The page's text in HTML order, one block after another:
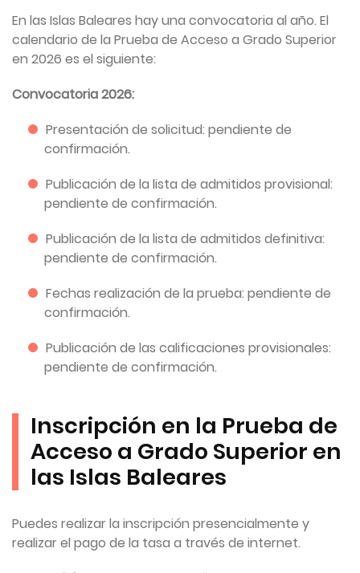
En las Islas Baleares hay una convocatoria al año. El
calendario de la Prueba de Acceso a Grado Superior
en 2026 es el siguiente:
Convocatoria 2026:
Presentación de solicitud: pendiente de
confirmación.
Publicación de la lista de admitidos provisional:
pendiente de confirmación.
Publicación de la lista de admitidos definitiva:
pendiente de confirmación.
Fechas realización de la prueba: pendiente de
confirmación.
Publicación de las calificaciones provisionales:
pendiente de confirmación.
Inscripción en la Prueba de
Acceso a Grado Superior en
las Islas Baleares
Puedes realizar la inscripción presencialmente y
realizar el pago de la tasa a través de internet.